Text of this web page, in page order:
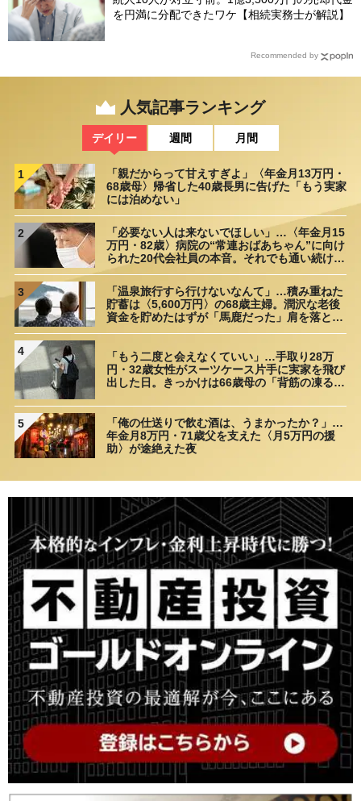
を円満に分配できたワケ【相続実務士が解説】
Recommended by
人気記事ランキング
デイリー 週間 月間
1
「親だからって甘えすぎよ」〈年金月13万円・
68歳母〉帰省した40歳長男に告げた「もう実家
には泊めない」
2
「必要ない人は来ないでほしい」…〈年金月15
万円・82歳〉病院の“常連おばあちゃん”に向け
られた20代会社員の本音。それでも通い続ける
3
「温泉旅行すら行けないなんて」…積み重ねた
貯蓄は〈5,600万円〉の68歳主婦。潤沢な老後
資金を貯めたはずが「馬鹿だった」肩を落とす
4
「もう二度と会えなくていい」…手取り28万
円・32歳女性がスーツケース片手に実家を飛び
出した日。きっかけは66歳母の「背筋の凍る一
5
「俺の仕送りで飲む酒は、うまかったか？」…
年金月8万円・71歳父を支えた〈月5万円の援
助〉が途絶えた夜